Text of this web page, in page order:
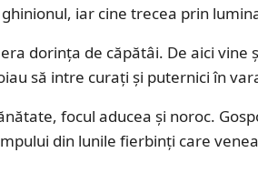
iar cine trecea prin
dorința de căpătâi. De aici vine
să intre curați și puternici în
focul aducea și noroc.
din lunile fierbinți care